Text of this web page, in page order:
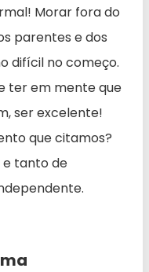
Morar fora do
parentes e dos
difícil no começo.
ter em mente que
ser excelente!
que citamos?
e tanto de